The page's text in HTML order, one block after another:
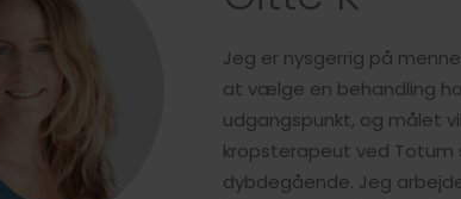
Jeg er nysgerrig på
at vælge en behandling
udgangspunkt, og målet
kropsterapeut ved Totum
dybdegående. Jeg